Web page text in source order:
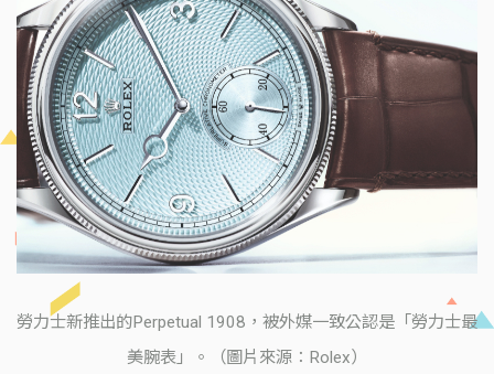
勞力士新推出的Perpetual 1908，被外媒一致公認是「勞力士最
美腕表」。（圖片來源：Rolex）